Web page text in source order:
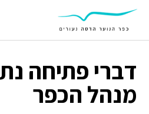
דברי פתיחה
מנהל הכפר